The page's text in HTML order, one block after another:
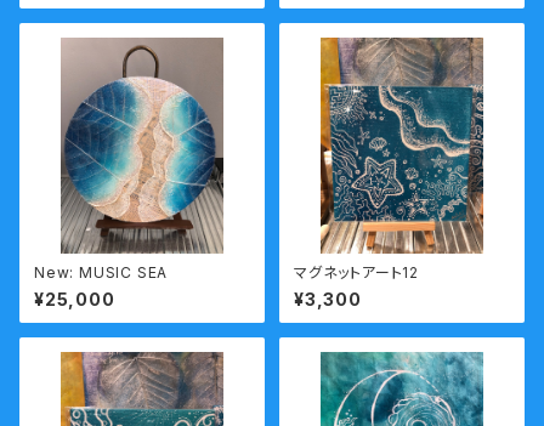
New: MUSIC SEA
¥25,000
マグネットアート12
¥3,300